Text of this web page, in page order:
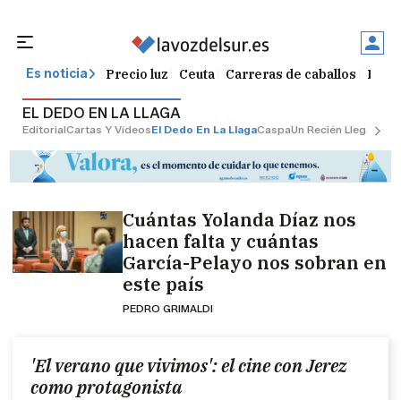
Es noticia Precio luz Ceuta Carreras de caballos
EL DEDO EN LA LLAGA
EditorialCartas Y VídeosEl Dedo En La LlagaCaspaUn Recién Llegado
Cuántas Yolanda Díaz nos
hacen falta y cuántas
García-Pelayo nos sobran en
este país
PEDRO GRIMALDI
'El verano que vivimos': el cine con Jerez
como protagonista